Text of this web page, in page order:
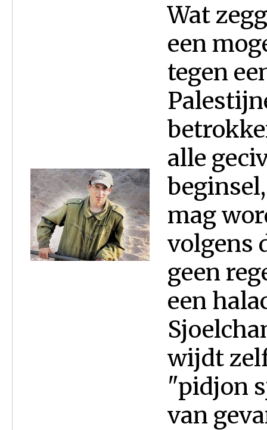
Wat
een
tegen
alle
mag
volgens
geen
een
wijdt
"pidjon
van